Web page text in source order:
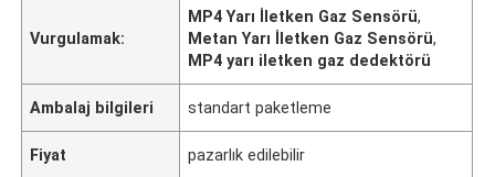
Vurgulamak:
MP4 Yarı İletken Gaz Sensörü,
Metan Yarı İletken Gaz Sensörü,
MP4 yarı iletken gaz dedektörü
Ambalaj bilgileri standart paketleme
Fiyat pazarlık edilebilir